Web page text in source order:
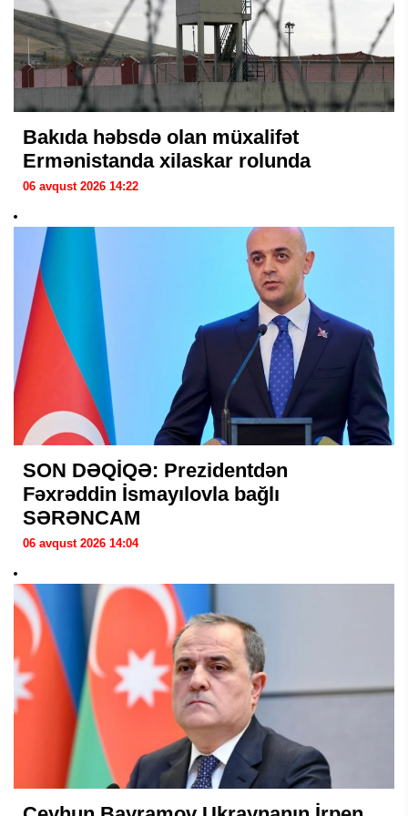
Bakıda həbsdə olan müxalifət
Ermənistanda xilaskar rolunda
06 avqust 2026 14:22
SON DƏQİQƏ: Prezidentdən
Fəxrəddin İsmayılovla bağlı
SƏRƏNCAM
06 avqust 2026 14:04